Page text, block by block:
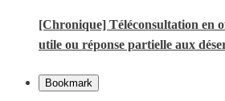
[Chronique] Téléconsultation en
utile ou réponse partielle aux
Bookmark